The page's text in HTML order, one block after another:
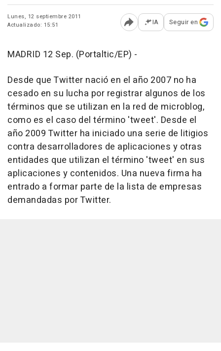
Lunes, 12 septiembre 2011
Actualizado: 15:51
Abrir opciones para
IA Seguir en
MADRID 12 Sep. (Portaltic/EP) -
Desde que Twitter nació en el año 2007 no ha
cesado en su lucha por registrar algunos de los
términos que se utilizan en la red de microblog,
como es el caso del término 'tweet'. Desde el
año 2009 Twitter ha iniciado una serie de litigios
contra desarrolladores de aplicaciones y otras
entidades que utilizan el término 'tweet' en sus
aplicaciones y contenidos. Una nueva firma ha
entrado a formar parte de la lista de empresas
demandadas por Twitter.